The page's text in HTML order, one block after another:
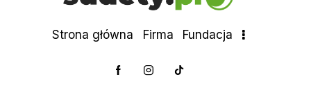
Strona główna Firma Fundacja